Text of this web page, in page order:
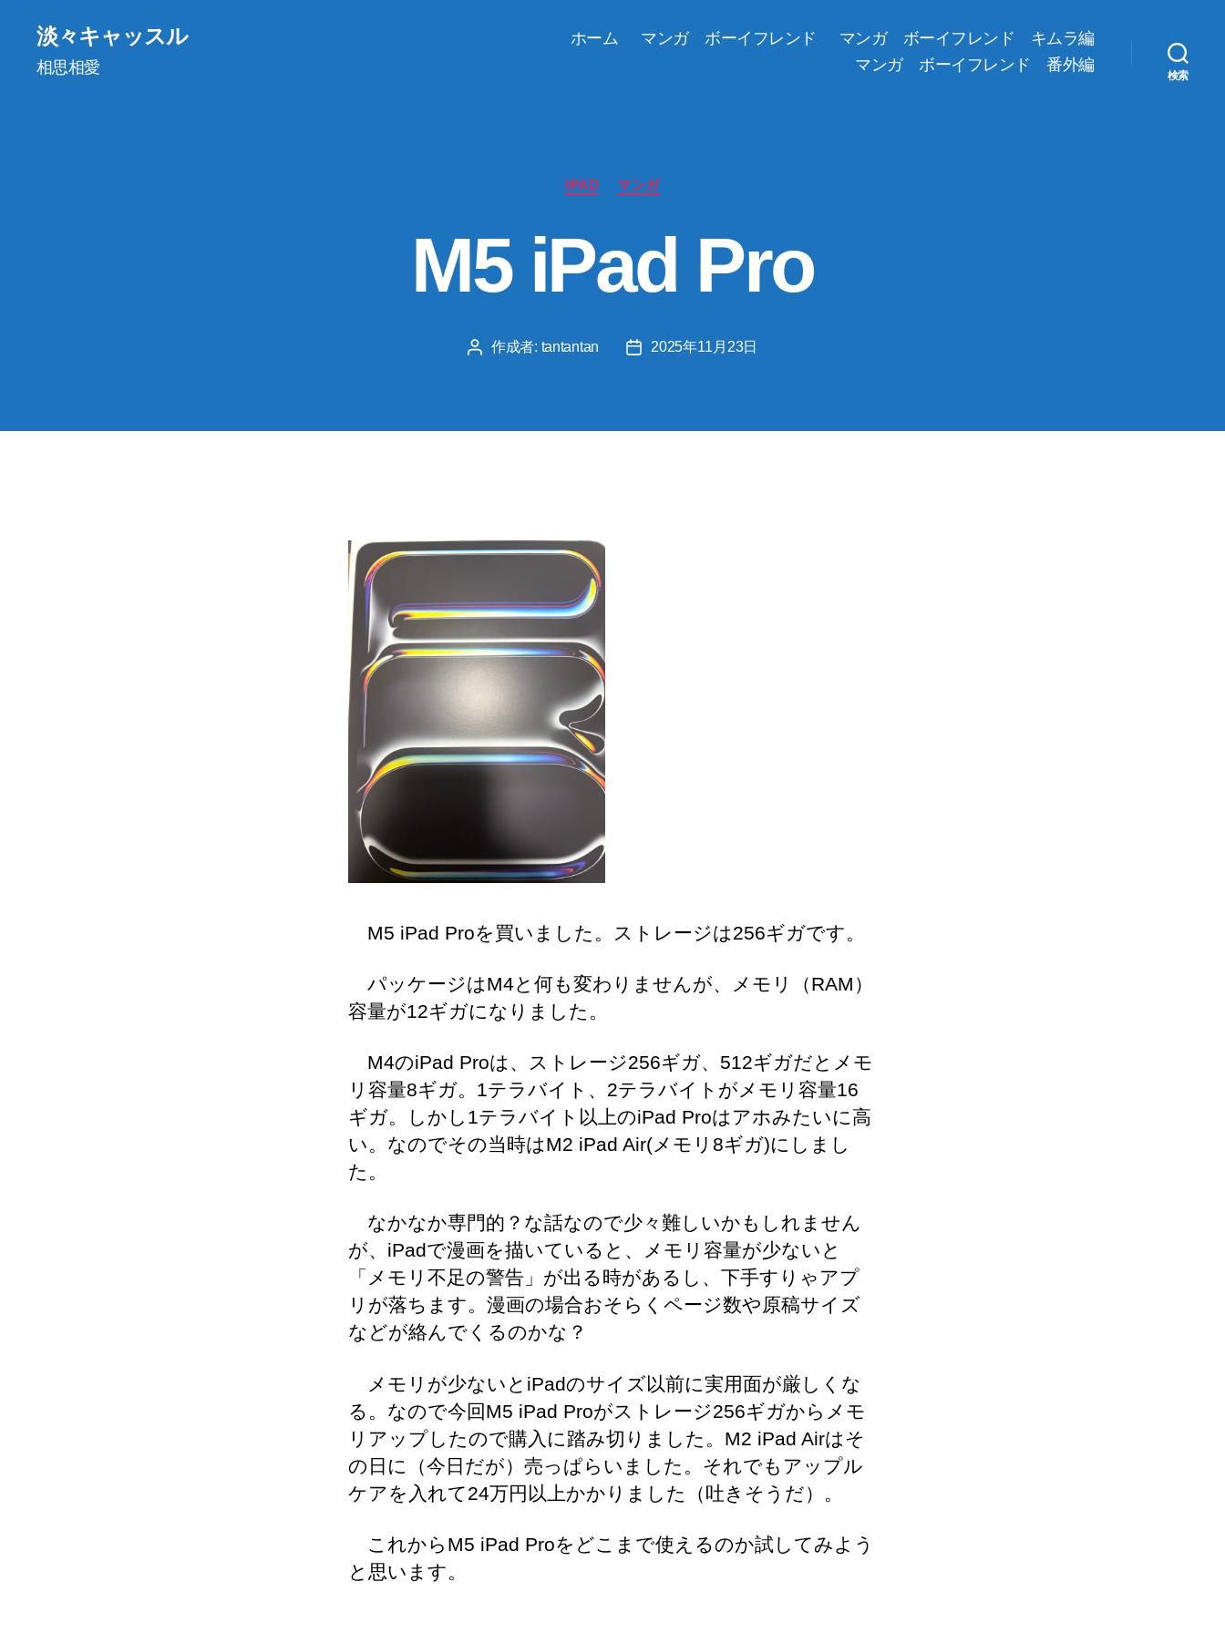
淡々キャッスル
相思相愛
ホーム マンガ ボーイフレンド
マンガ ボーイフレンド キムラ編
マンガ ボーイフレンド 番外編
検索
カ
テ
ー
IPAD マンガ
M5 iPad Pro
投 作成者: tantantan
投
2025年11月23日
M5 iPad Proを買いました。ストレージは256ギガです。
パッケージはM4と何も変わりませんが、メモリ（RAM）
容量が12ギガになりました。
M4のiPad Proは、ストレージ256ギガ、512ギガだとメモ
リ容量8ギガ。1テラバイト、2テラバイトがメモリ容量16
ギガ。しかし1テラバイト以上のiPad Proはアホみたいに高
い。なのでその当時はM2 iPad Air(メモリ8ギガ)にしまし
た。
なかなか専門的？な話なので少々難しいかもしれません
が、iPadで漫画を描いていると、メモリ容量が少ないと
「メモリ不足の警告」が出る時があるし、下手すりゃアプ
リが落ちます。漫画の場合おそらくページ数や原稿サイズ
などが絡んでくるのかな？
メモリが少ないとiPadのサイズ以前に実用面が厳しくな
る。なので今回M5 iPad Proがストレージ256ギガからメモ
リアップしたので購入に踏み切りました。M2 iPad Airはそ
の日に（今日だが）売っぱらいました。それでもアップル
ケアを入れて24万円以上かかりました（吐きそうだ）。
これからM5 iPad Proをどこまで使えるのか試してみよう
と思います。